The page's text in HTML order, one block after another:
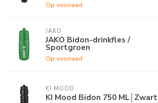
Op voorraad
JAKO
JAKO Bidon-drinkfles /
Sportgroen
Op voorraad
KI MOOD
KI Mood Bidon 750 ML│Zwart